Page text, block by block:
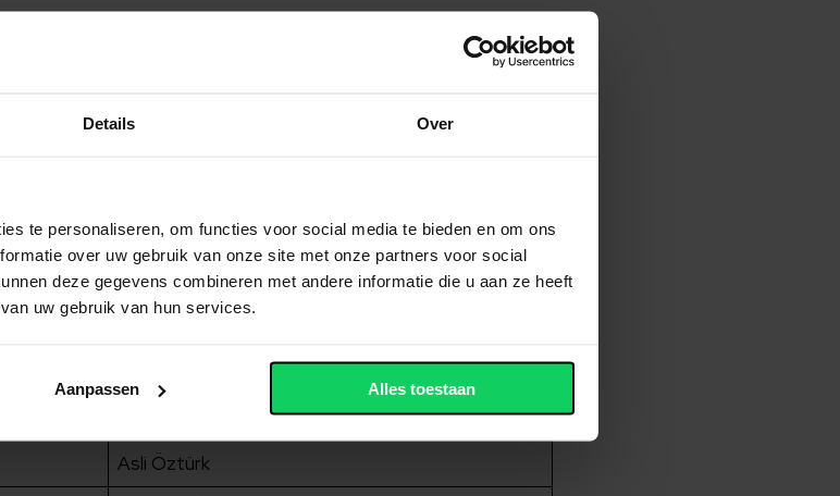
Details Over
te personaliseren, om functies voor social media te bieden en om ons
over uw gebruik van onze site met onze partners voor social
deze gegevens combineren met andere informatie die u aan ze heeft
uw gebruik van hun services.
Aanpassen Alles toestaan
Jamie Bishesar
Naut Goudsblom
Asli Öztürk